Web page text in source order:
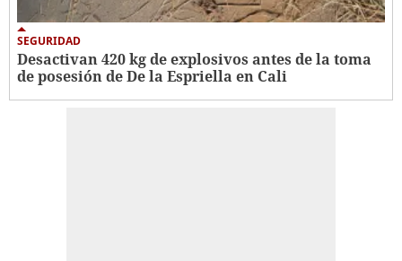
SEGURIDAD
Desactivan 420 kg de explosivos antes de la toma
de posesión de De la Espriella en Cali